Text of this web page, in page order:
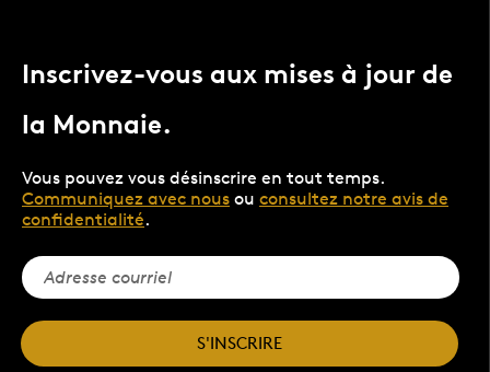
Inscrivez-vous aux mises à jour de
la Monnaie.
Vous pouvez vous désinscrire en tout temps.
Communiquez avec nous ou consultez notre avis de
confidentialité.
S'INSCRIRE